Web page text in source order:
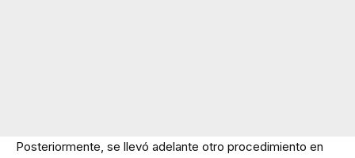
Posteriormente, se llevó adelante otro procedimiento en